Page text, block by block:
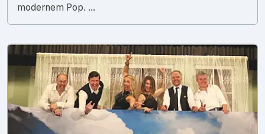
modernem Pop. ...